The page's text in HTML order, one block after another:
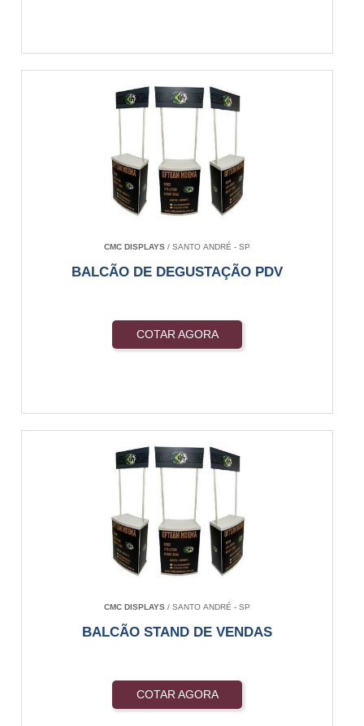
CMC DISPLAYS / SANTO ANDRÉ - SP
BALCÃO DE DEGUSTAÇÃO PDV
COTAR AGORA
CMC DISPLAYS / SANTO ANDRÉ - SP
BALCÃO STAND DE VENDAS
COTAR AGORA